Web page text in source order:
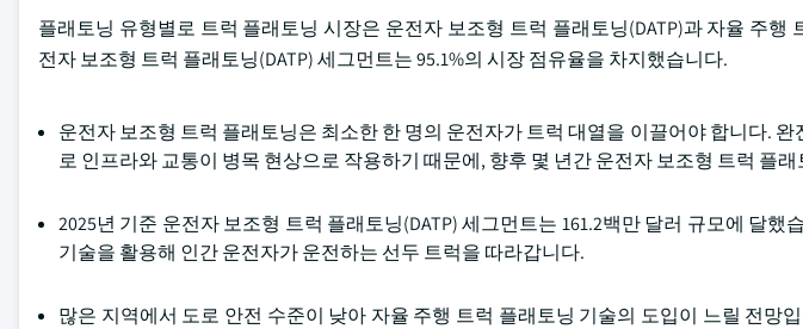
플래토닝 유형별로 트럭 플래토닝 시장은 운전자 보조형 트럭 플래토닝(DATP)과 자율 주행
전자 보조형 트럭 플래토닝(DATP) 세그먼트는 95.1%의 시장 점유율을 차지했습니다.
운전자 보조형 트럭 플래토닝은 최소한 한 명의 운전자가 트럭 대열을 이끌어야 합니다.
로 인프라와 교통이 병목 현상으로 작용하기 때문에, 향후 몇 년간 운전자 보조형 트럭 플
2025년 기준 운전자 보조형 트럭 플래토닝(DATP) 세그먼트는 161.2백만 달러 규모에 달
기술을 활용해 인간 운전자가 운전하는 선두 트럭을 따라갑니다.
많은 지역에서 도로 안전 수준이 낮아 자율 주행 트럭 플래토닝 기술의 도입이 느릴 전망